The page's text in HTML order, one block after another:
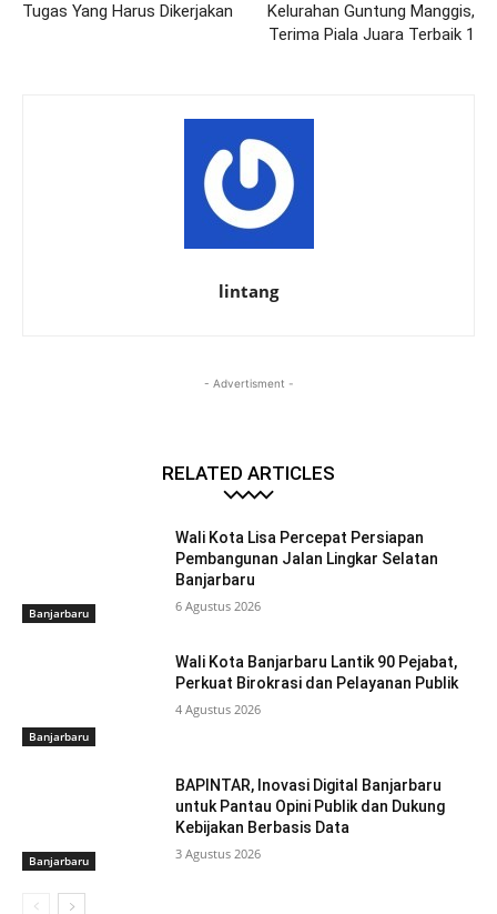
Tugas Yang Harus Dikerjakan
Kelurahan Guntung Manggis,
Terima Piala Juara Terbaik 1
lintang
- Advertisment -
RELATED ARTICLES
Banjarbaru
Wali Kota Lisa Percepat Persiapan
Pembangunan Jalan Lingkar Selatan
Banjarbaru
6 Agustus 2026
Banjarbaru
Wali Kota Banjarbaru Lantik 90 Pejabat,
Perkuat Birokrasi dan Pelayanan Publik
4 Agustus 2026
Banjarbaru
BAPINTAR, Inovasi Digital Banjarbaru
untuk Pantau Opini Publik dan Dukung
Kebijakan Berbasis Data
3 Agustus 2026